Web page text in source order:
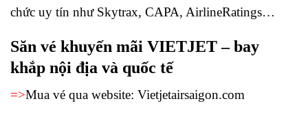
chức uy tín như Skytrax, CAPA, AirlineRatings…
Săn vé khuyến mãi VIETJET – bay
khắp nội địa và quốc tế
=>Mua vé qua website: Vietjetairsaigon.com